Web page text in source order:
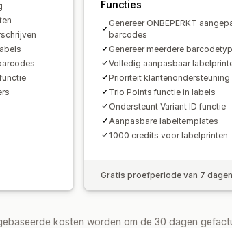
Functies
Genereer ONBEPERKT
barcodes
Genereer meerdere
Volledig aanpasbaar
Prioriteit klantenondersteuning
Trio Points functie in labels
Ondersteunt Variant ID functie
Aanpasbare labeltemplates
1000 credits voor labelprinten
Gratis proefperiode van 7 dagen
kosten worden om de 30 dagen